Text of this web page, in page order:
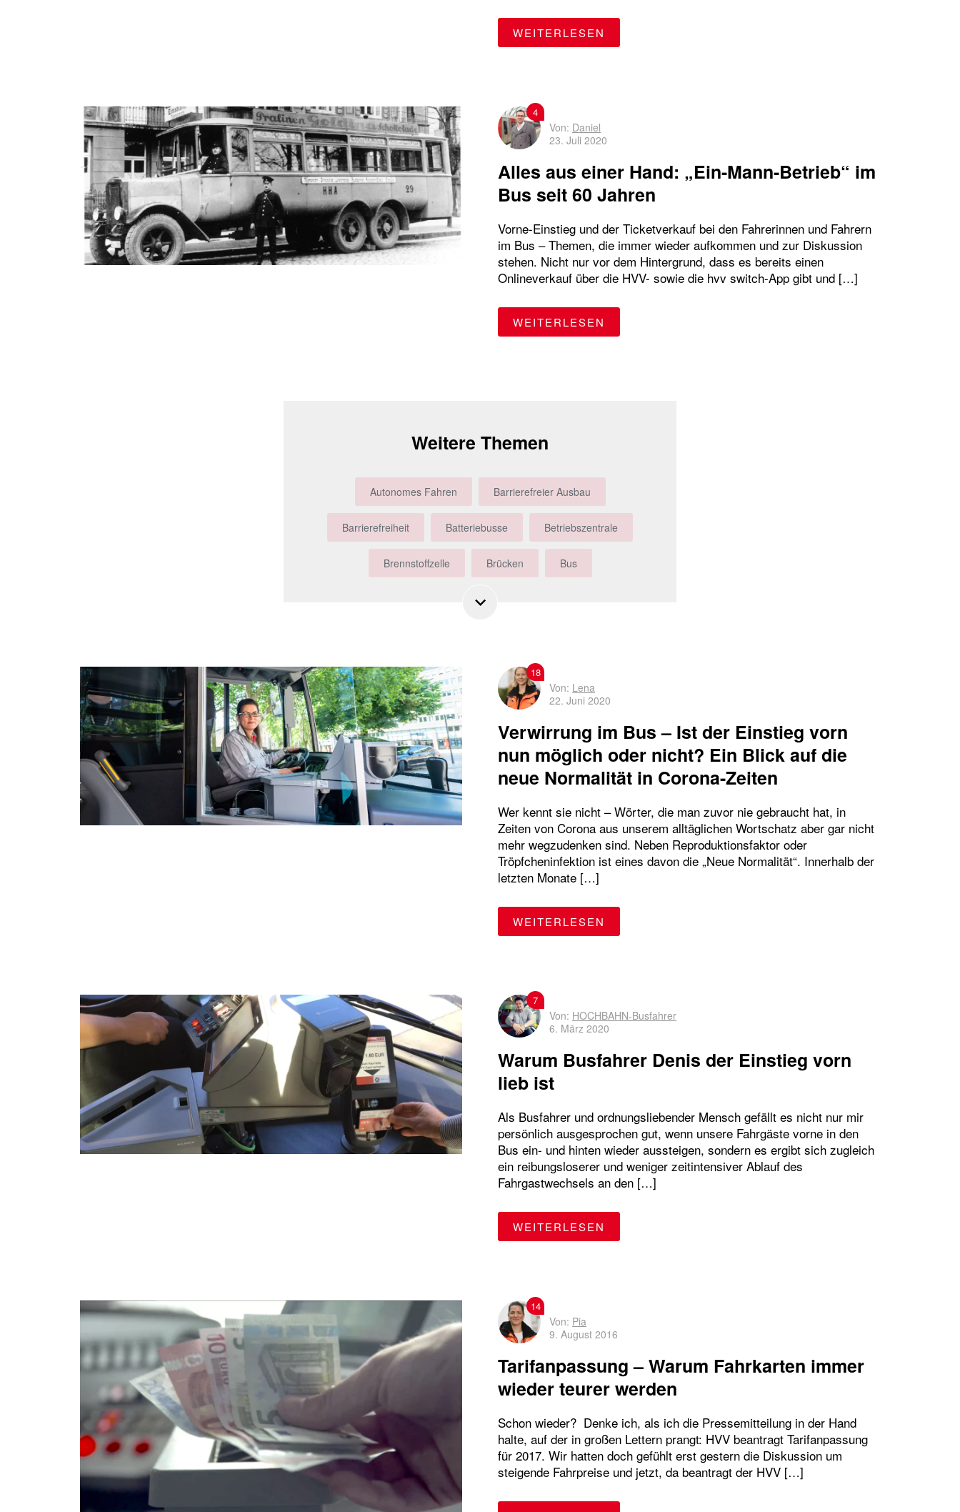
WEITERLESEN
Alles aus einer Hand: „Ein-Mann-Betrieb“ im
Bus seit 60 Jahren
4
Von: Daniel
23. Juli 2020
Vorne-Einstieg und der Ticketverkauf bei den Fahrerinnen und Fahrern
im Bus – Themen, die immer wieder aufkommen und zur Diskussion
stehen. Nicht nur vor dem Hintergrund, dass es bereits einen
Onlineverkauf über die HVV- sowie die hvv switch-App gibt und […]
WEITERLESEN
Weitere Themen
Autonomes Fahren Barrierefreier Ausbau
Barrierefreiheit Batteriebusse Betriebszentrale
Brennstoffzelle Brücken Bus
Busfahrer
Ersatzverkehr Gleisdreieck
Großveranstaltungen HADAG Hamburg
Harburg Historisches HOCHBAHN
Hochbahn-Wache Horner Geest HVV
Hybridbusse Innovative Antriebe
Nachhaltigkeit Notrufsäule
Streckensperrungen
U-Bahn-Ausbau
Wandsbek-Gartenstadt WLAN
Verwirrung im Bus – Ist der Einstieg vorn
nun möglich oder nicht? Ein Blick auf die
neue Normalität in Corona-Zeiten
18
Von: Lena
22. Juni 2020
Wer kennt sie nicht – Wörter, die man zuvor nie gebraucht hat, in
Zeiten von Corona aus unserem alltäglichen Wortschatz aber gar nicht
mehr wegzudenken sind. Neben Reproduktionsfaktor oder
Tröpfcheninfektion ist eines davon die „Neue Normalität“. Innerhalb der
letzten Monate […]
WEITERLESEN
Warum Busfahrer Denis der Einstieg vorn
lieb ist
7
Von: HOCHBAHN-Busfahrer
6. März 2020
Als Busfahrer und ordnungsliebender Mensch gefällt es nicht nur mir
persönlich ausgesprochen gut, wenn unsere Fahrgäste vorne in den
Bus ein- und hinten wieder aussteigen, sondern es ergibt sich zugleich
ein reibungsloserer und weniger zeitintensiver Ablauf des
Fahrgastwechsels an den […]
WEITERLESEN
Tarifanpassung – Warum Fahrkarten immer
wieder teurer werden
14
Von: Pia
9. August 2016
Schon wieder? Denke ich, als ich die Pressemitteilung in der Hand
halte, auf der in großen Lettern prangt: HVV beantragt Tarifanpassung
für 2017. Wir hatten doch gefühlt erst gestern die Diskussion um
steigende Fahrpreise und jetzt, da beantragt der HVV […]